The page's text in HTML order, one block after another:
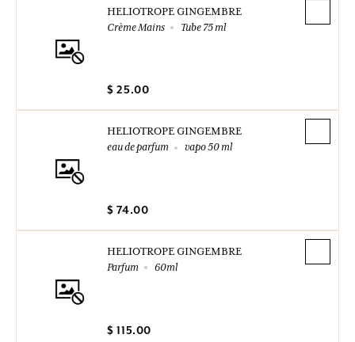
HELIOTROPE GINGEMBRE
Crème Mains
Tube 75 ml
$ 25.00
HELIOTROPE GINGEMBRE
eau de parfum
vapo 50 ml
$ 74.00
HELIOTROPE GINGEMBRE
Parfum
60ml
$ 115.00